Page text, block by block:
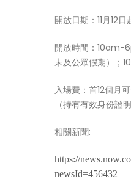
開放日期：11月12
開放時間：10am-
末及公眾假期）；
入場費：首12個月
（持有有效身份證
相關新聞:
https://
newsId=456432